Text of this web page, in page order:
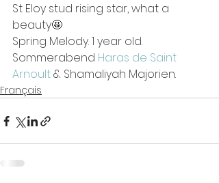
St Eloy stud rising star, what a
beauty🤩
Spring Melody. 1 year old.
Sommerabend Haras de Saint
Arnoult & Shamaliyah Majorien.
Français